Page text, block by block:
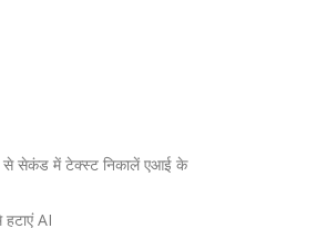
से सेकंड में टेक्स्ट निकालें एआई के
हटाएं AI